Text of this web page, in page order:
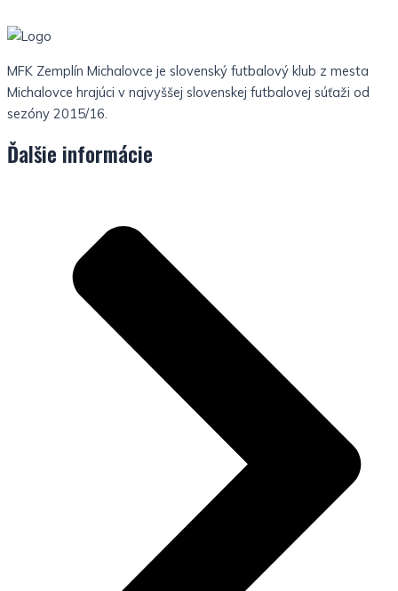
MFK Zemplín Michalovce je slovenský futbalový klub z mesta
Michalovce hrajúci v najvyššej slovenskej futbalovej súťaži od
sezóny 2015/16.
Ďalšie informácie